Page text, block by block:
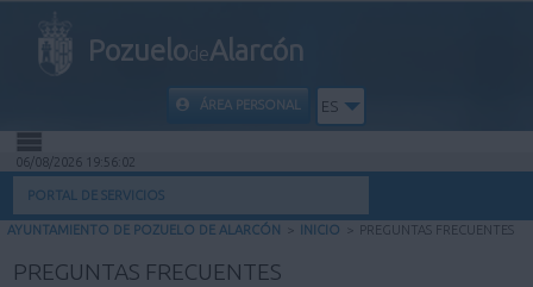
PozuelodeAlarcón
ÁREA PERSONAL ES
INICIO
06/08/2026 19:56:03
PORTAL DE SERVICIOS
AYUNTAMIENTO DE POZUELO DE ALARCÓN > INICIO > PREGUNTAS FRECUENTES
PREGUNTAS FRECUENTES